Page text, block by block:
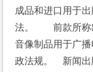
成品和进口用于
法。　　前款所
音像制品用于广
政法规。　新闻